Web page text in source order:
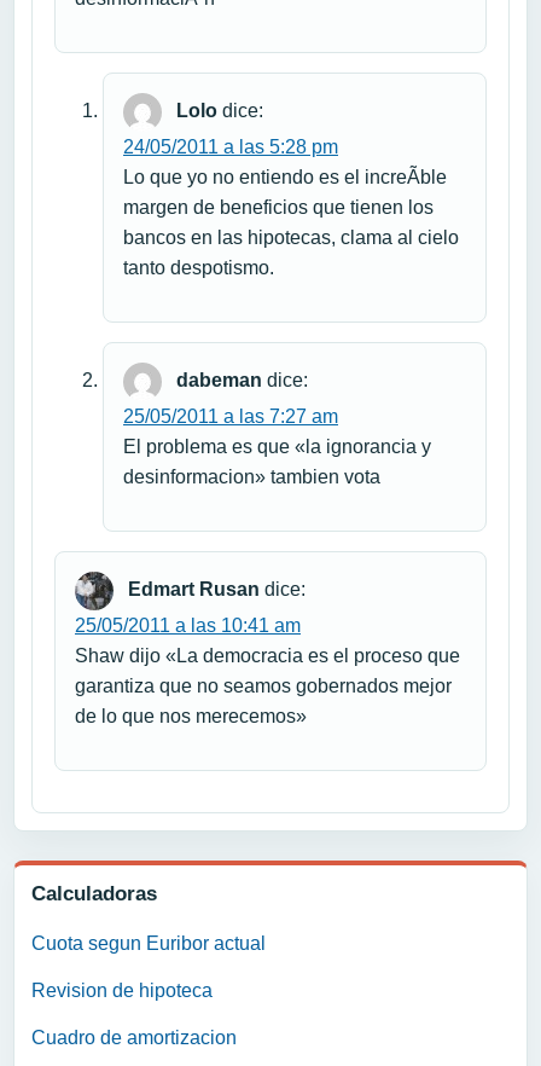
Calculadoras
Cuota segun Euribor actual
Revision de hipoteca
Cuadro de amortizacion
Lolo dice:
24/05/2011 a las 5:28 pm
Lo que yo no entiendo es el increÃ­ble
margen de beneficios que tienen los
bancos en las hipotecas, clama al cielo
tanto despotismo.
dabeman dice:
25/05/2011 a las 7:27 am
El problema es que «la ignorancia y
desinformacion» tambien vota
Edmart Rusan dice:
25/05/2011 a las 10:41 am
Shaw dijo «La democracia es el proceso que
garantiza que no seamos gobernados mejor
de lo que nos merecemos»